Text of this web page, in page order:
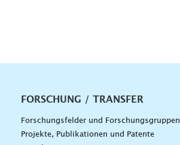
FORSCHUNG / TRANSFER
Forschungsfelder und Forschungsgruppen
Projekte, Publikationen und Patente